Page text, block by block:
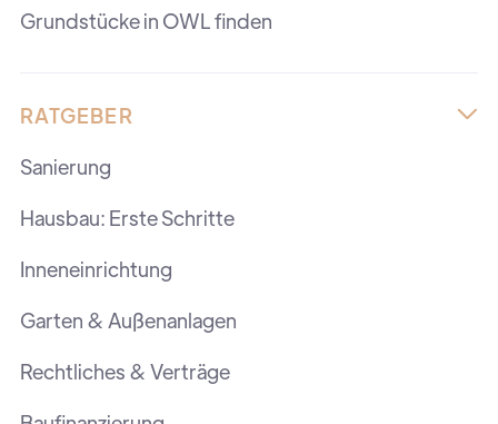
Grundstücke in OWL finden
RATGEBER 
Sanierung
Hausbau: Erste Schritte
Inneneinrichtung
Garten & Außenanlagen
Rechtliches & Verträge